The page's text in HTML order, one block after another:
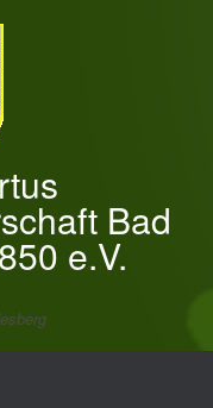
Bad
e.V.